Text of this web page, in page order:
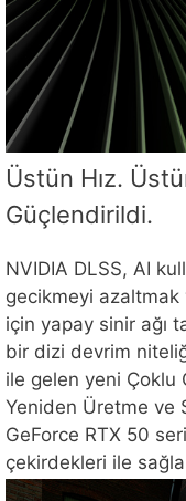
Üstün Hız.
Güçlendirildi.
NVIDIA DLSS, AI
gecikmeyi
için yapay sinir ağı
bir dizi devrim
ile gelen yeni Çoklu
Yeniden Üretme ve
GeForce RTX 50
çekirdekleri ile